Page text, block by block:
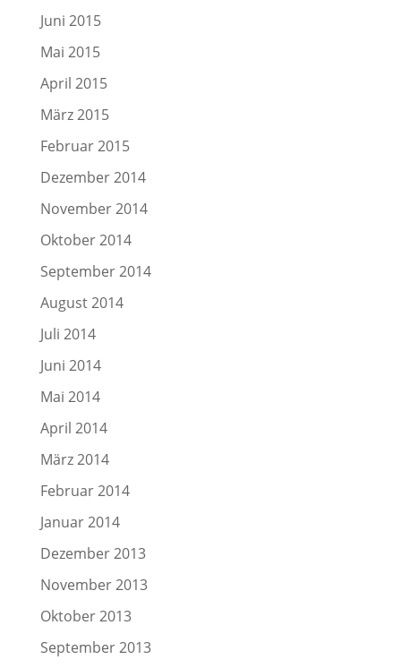
Juni 2015
Mai 2015
April 2015
März 2015
Februar 2015
Dezember 2014
November 2014
Oktober 2014
September 2014
August 2014
Juli 2014
Juni 2014
Mai 2014
April 2014
März 2014
Februar 2014
Januar 2014
Dezember 2013
November 2013
Oktober 2013
September 2013